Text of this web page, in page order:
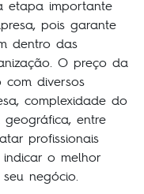
etapa importante
pois garante
dentro das
O preço da
diversos
complexidade do
entre
profissionais
o melhor
negócio.